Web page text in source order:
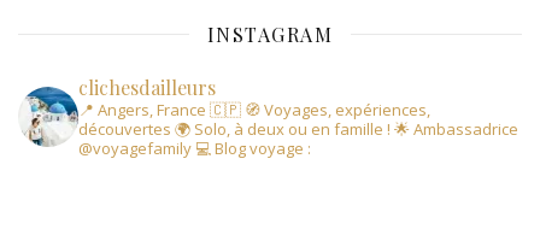
INSTAGRAM
clichesdailleurs
📍 Angers, France 🇨🇵 🧭 Voyages, expériences,
découvertes 🌍 Solo, à deux ou en famille ! 🌟 Ambassadrice
@voyagefamily 💻 Blog voyage :